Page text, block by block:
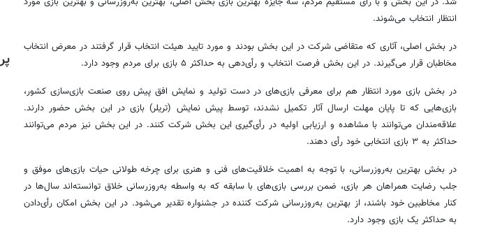
انتظار انتخاب می‌شوند.
در بخش اصلی، آثاری که متقاضی شرکت در این بخش بودند و مورد تایید هیئت انتخاب قرار گرفتند در معرض انتخاب
مخاطبان قرار می‌گیرند. در این بخش فرصت انتخاب و رأی‌دهی به حداکثر ۵ بازی برای مردم وجود دارد.
در بخش بازی مورد انتظار هم برای معرفی بازی‌هایدر دست تولید و نمایش افق پیش روی صنعت بازی‌سازی کشور،
بازی‌هایی که تا پایان مهلت ارسال آثار تکمیل نشدند، توسط پیش نمایش (تریلر) بازی در این بخش حضور دارند.
علاقه‌مندان می‌توانند با مشاهده و ارزیابی اولیه در رأی‌گیری این بخش شرکت کنند. در این بخش نیز مردم می‌توانند
حداکثر به ۳ بازی انتخابی خود رأی دهند.
در بخش بهترین به‌روزرسانی، با توجه به اهمیت خلاقیت‌های فنی وهنری برای چرخه طولانی حیات بازی‌های موفق و
جلب رضایت همراهان هر بازی، ضمن بررسی بازی‌های با سابقه که به واسطه به‌روزرسانی خلاق توانسته‌اند سال‌ها در
کنار مخاطبین خود باشند، از بهترین به‌روزرسانی شرکت کننده در جشنواره تقدیر می‌شود. در این بخشامکان رأی‌دادن
به حداکثر یک بازی وجود دارد.